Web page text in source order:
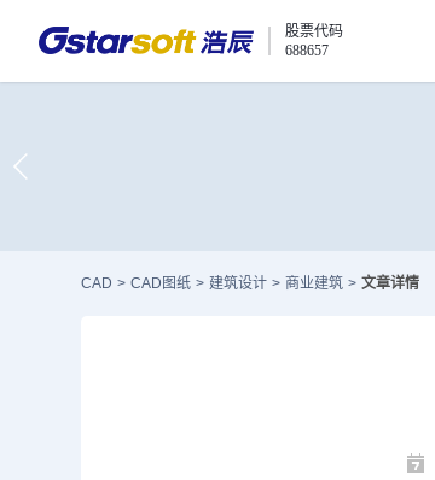
股票代码
688657
CAD > CAD图纸 > 建筑设计 > 商业建筑 > 文章详情